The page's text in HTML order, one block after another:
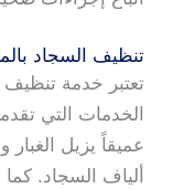
تنظيف السجاد
تعتبر خدمة
الخدمات التي
عميقاً يزيل الغبار
ألياف السجاد.